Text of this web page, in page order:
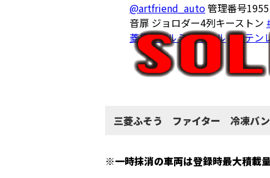
@artfriend_auto管理番号
音扉 ジョロダー4列キーストン
菱重#アルミホイール#ステン
三菱ふそう ファイター 冷凍バ
※一時抹消の車両は登録時最大積載